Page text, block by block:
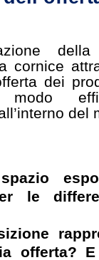
della
cornice
dei
del
le
offerta? E